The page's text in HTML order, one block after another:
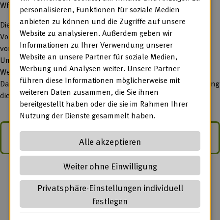
WfbM sich bereits positioniert.
Diese Stellungnahme befasst sich nochmals mit einem
Vorhaben aus Aktionsfeld 1, der Streichung der Anrechnung
von Werkstattaufträgen auf die Ausgleichsabgabe. Da zu dem
Umfang der tatsächlichen erfolgten Anrechnung von
Werkstattaufträgen auf die Ausgleichsabgabe bislang keine
Daten vorliegen, hat die BAG WfbM eine Expertise zur Ermittlung
dieser Daten in Auftrag gegeben.
Zum Download
personalisieren, Funktionen für soziale Medien
anbieten zu können und die Zugriffe auf unsere
Website zu analysieren. Außerdem geben wir
Informationen zu Ihrer Verwendung unserer
Website an unsere Partner für soziale Medien,
Werbung und Analysen weiter. Unsere Partner
führen diese Informationen möglicherweise mit
weiteren Daten zusammen, die Sie ihnen
bereitgestellt haben oder die sie im Rahmen Ihrer
Nutzung der Dienste gesammelt haben.
Alle akzeptieren
Weiter ohne Einwilligung
Privatsphäre-Einstellungen individuell
festlegen